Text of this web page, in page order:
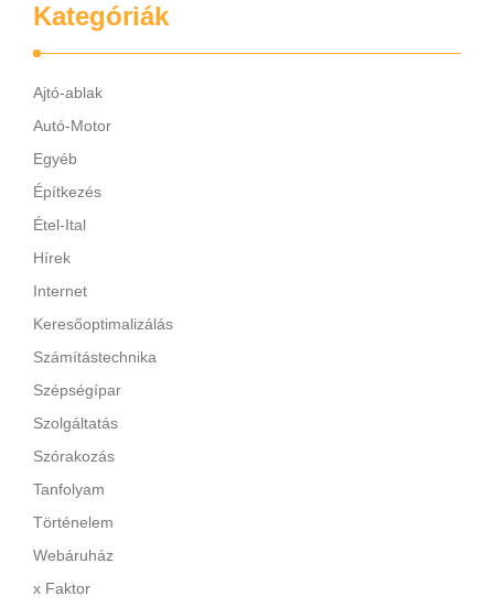
Kategóriák
Ajtó-ablak
Autó-Motor
Egyéb
Építkezés
Étel-Ital
Hírek
Internet
Keresőoptimalizálás
Számítástechnika
Szépségípar
Szolgáltatás
Szórakozás
Tanfolyam
Történelem
Webáruház
x Faktor